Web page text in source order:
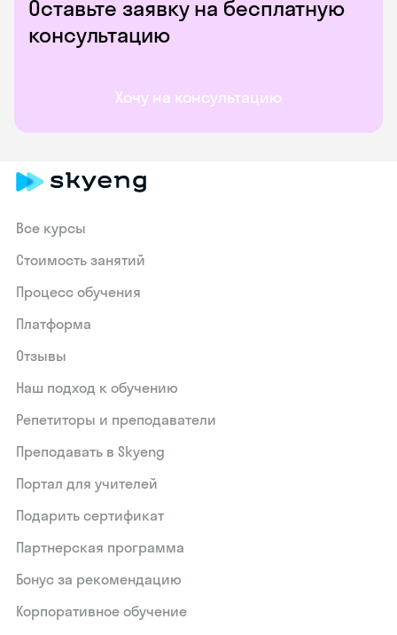
Оставьте заявку на бесплатную
консультацию
Хочу на консультацию
Все курсы
Стоимость занятий
Процесс обучения
Платформа
Отзывы
Наш подход к обучению
Репетиторы и преподаватели
Преподавать в Skyeng
Портал для учителей
Подарить сертификат
Партнерская программа
Бонус за рекомендацию
Корпоративное обучение